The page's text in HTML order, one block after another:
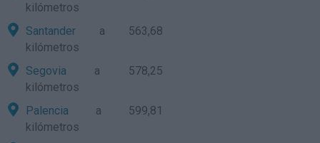
kilómetros
Santander a 563,68
kilómetros
Segovia a 578,25
kilómetros
Palencia a 599,81
kilómetros